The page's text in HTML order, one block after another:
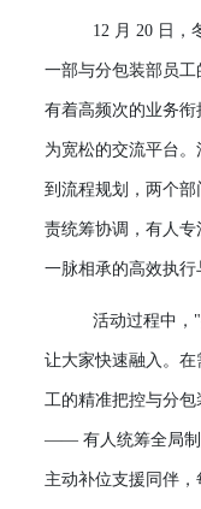
12 月 20 日，
一部与分包装部员
有着高频次的业务
为宽松的交流平台
到流程规划，两个
责统筹协调，有人
一脉相承的高效执行
活动过程中，
让大家快速融入。
工的精准把控与分
—— 有人统筹全局制
主动补位支援同伴